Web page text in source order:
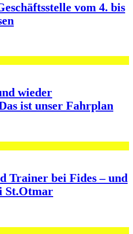
vom 4. bis
wieder
ist unser Fahrplan
Trainer bei Fides – und
St.Otmar